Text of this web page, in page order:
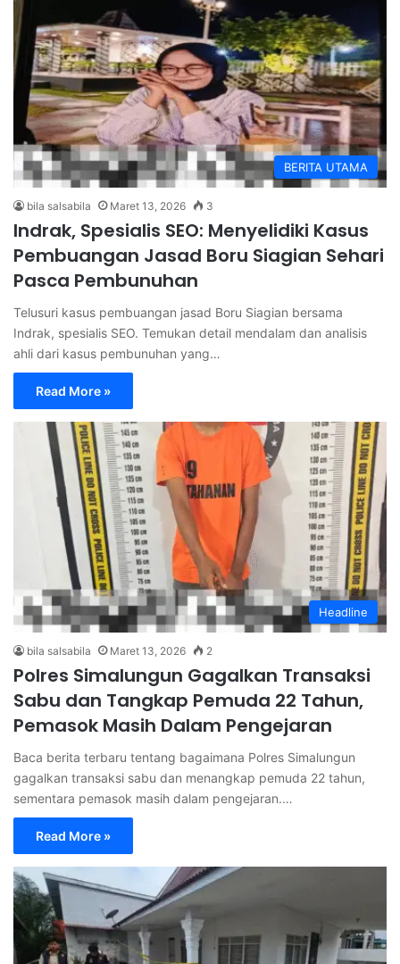
BERITA UTAMA
bila salsabila Maret 13, 2026 3
Indrak, Spesialis SEO: Menyelidiki Kasus
Pembuangan Jasad Boru Siagian Sehari
Pasca Pembunuhan
Telusuri kasus pembuangan jasad Boru Siagian bersama
Indrak, spesialis SEO. Temukan detail mendalam dan analisis
ahli dari kasus pembunuhan yang…
Read More »
Headline
bila salsabila Maret 13, 2026 2
Polres Simalungun Gagalkan Transaksi
Sabu dan Tangkap Pemuda 22 Tahun,
Pemasok Masih Dalam Pengejaran
Baca berita terbaru tentang bagaimana Polres Simalungun
gagalkan transaksi sabu dan menangkap pemuda 22 tahun,
sementara pemasok masih dalam pengejaran.…
Read More »